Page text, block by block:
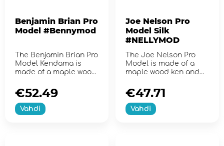
Benjamin Brian Pro
Model #Bennymod
The Benjamin Brian Pro
Model Kendama is
made of a maple wood
tama
Vahdi
€52.49
Joe Nelson Pro
Model Silk
#NELLYMOD
The Joe Nelson Pro
Model is made of a
maple wood ken and
Vahdi
€47.71